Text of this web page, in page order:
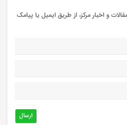
و اخبار مرکز، از طریق ایمیل یا پیامک
ارسال